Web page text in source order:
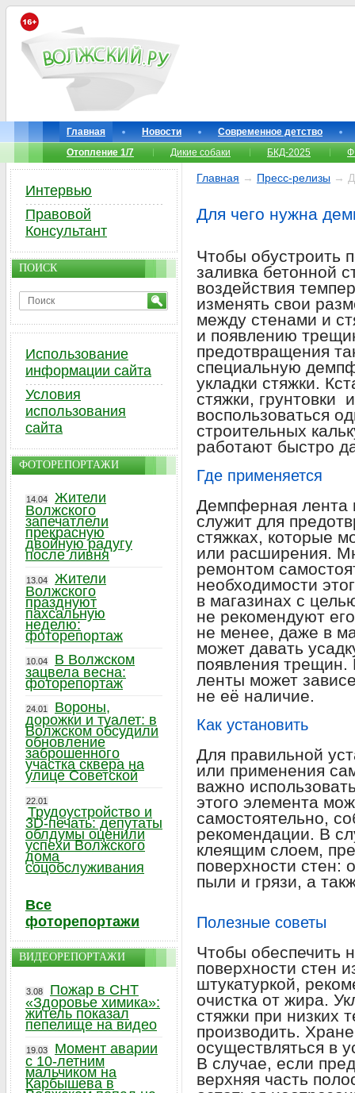
Главная Новости
Современное детство
Отопление 1/7
Дикие собаки БКД-2025
Главная → Пресс-релизы →
Для чего нужна
Чтобы обустроить
заливка бетонной
воздействия
изменять свои
между стенами и
и появлению
предотвращения
специальную
укладки стяжки.
стяжки, грунтовки
воспользоваться
строительных
работают быстро
Где применяется
Демпферная лента
служит для
стяжках, которые
или расширения.
ремонтом
необходимости
в магазинах с
не рекомендуют
не менее, даже в
может давать
появления
ленты может
не её наличие.
Как установить
Для правильной
или применения
важно
этого элемента
самостоятельно,
рекомендации. В
клеящим слоем,
поверхности стен:
пыли и грязи, а
Полезные советы
Чтобы обеспечить
поверхности стен
штукатуркой,
очистка от жира.
стяжки при низких
производить.
осуществляться в
В случае, если
верхняя часть
Интервью
Правовой
Консультант
ПОИСК
Использование
информации сайта
Условия
использования
сайта
ФОТОРЕПОРТАЖИ
14.04
Жители
Волжского
запечатлели
прекрасную
двойную радугу
после ливня
13.04
Жители
Волжского
празднуют
пахсальную
неделю:
фоторепортаж
10.04
В Волжском
зацвела весна:
фоторепортаж
24.01
Вороны,
дорожки и туалет: в
Волжском обсудили
обновление
заброшенного
участка сквера на
улице Советской
22.01
Трудоустройство и
3D-печать: депутаты
облдумы оценили
успехи Волжского
дома
соцобслуживания
Все
фоторепортажи
ВИДЕОРЕПОРТАЖИ
3.08
Пожар в СНТ
«Здоровье химика»:
житель показал
пепелище на видео
19.03
Момент аварии
с 10-летним
мальчиком на
Карбышева в